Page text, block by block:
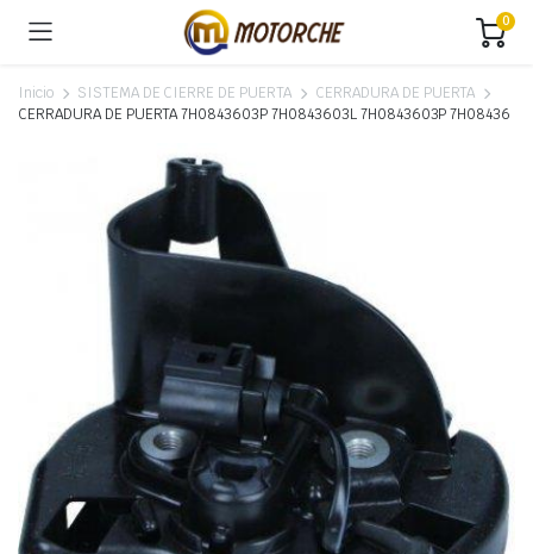
0
Inicio SISTEMA DE CIERRE DE PUERTA
CERRADURA DE PUERTA
CERRADURA DE PUERTA 7H0843603P 7H0843603L 7H0843603P 7H08436